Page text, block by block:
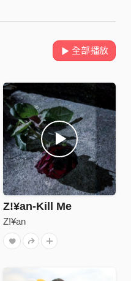
全部播放
Z!¥an-Kill Me
Z!¥an